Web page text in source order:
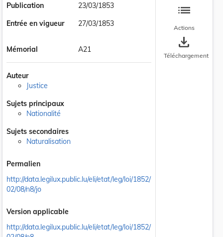
Publication
23/03/1853
Entrée en vigueur
27/03/1853
Mémorial A21
Auteur
Justice
Sujets principaux
Nationalité
Sujets secondaires
Naturalisation
Permalien
http://data.legilux.public.lu/eli/etat/leg/loi/1852/
02/08/n8/jo
Version applicable
http://data.legilux.public.lu/eli/etat/leg/loi/1852/
list
Actions
save_alt
Téléchargement